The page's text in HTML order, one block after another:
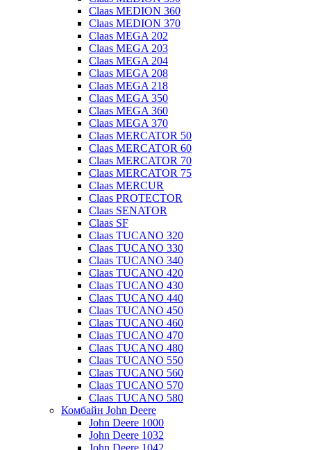
Claas MEDION 360
Claas MEDION 370
Claas MEGA 202
Claas MEGA 203
Claas MEGA 204
Claas MEGA 208
Claas MEGA 218
Claas MEGA 350
Claas MEGA 360
Claas MEGA 370
Claas MERCATOR 50
Claas MERCATOR 60
Claas MERCATOR 70
Claas MERCATOR 75
Claas MERCUR
Claas PROTECTOR
Claas SENATOR
Claas SF
Claas TUCANO 320
Claas TUCANO 330
Claas TUCANO 340
Claas TUCANO 420
Claas TUCANO 430
Claas TUCANO 440
Claas TUCANO 450
Claas TUCANO 460
Claas TUCANO 470
Claas TUCANO 480
Claas TUCANO 550
Claas TUCANO 560
Claas TUCANO 570
Claas TUCANO 580
Комбайн John Deere
John Deere 1000
John Deere 1032
John Deere 1042